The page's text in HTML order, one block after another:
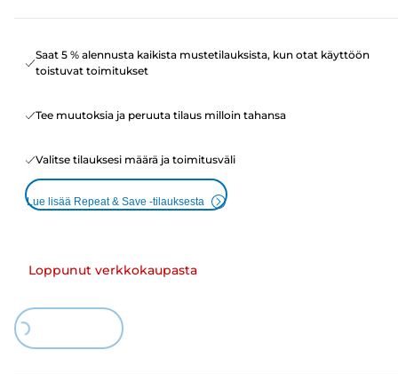
Saat 5 % alennusta kaikista mustetilauksista, kun otat käyttöön
toistuvat toimitukset
Tee muutoksia ja peruuta tilaus milloin tahansa
Valitse tilauksesi määrä ja toimitusväli
Lue lisää Repeat & Save -tilauksesta
Loppunut verkkokaupasta